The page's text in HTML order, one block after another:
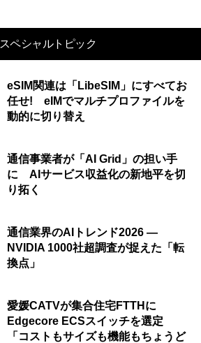
スペシャルトピック
eSIM関連は「LibeSIM」にすべてお
任せ! eIMでマルチプロファイルを
動的に切り替え
通信事業者が「AI Grid」の担い手
に AIサービス収益化の新地平を切
り拓く
通信業界のAIトレンド2026 ―
NVIDIA 1000社超調査が捉えた「転
換点」
愛媛CATVが集合住宅FTTHに
Edgecore ECSスイッチを選定
「コストもサイズも機能もちょうど